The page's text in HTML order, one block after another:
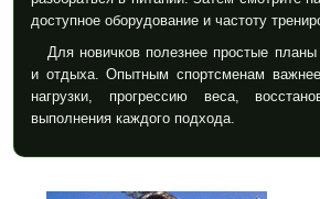
доступное оборудование и частоту
Для новичков полезнее простые планы
и отдыха. Опытным спортсменам
нагрузки, прогрессию веса,
выполнения каждого подхода.